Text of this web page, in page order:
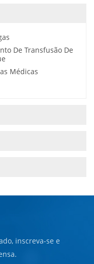
De Transfusão De
Médicas
inscreva-se e